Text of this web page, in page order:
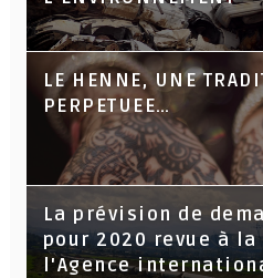
LE HENNE, UNE
PERPETUEE…
La prévision de
pour 2020 revue à la
l'Agence